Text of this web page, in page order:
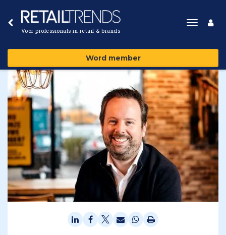
Voor professionals in retail & brands
Toggle
Word member